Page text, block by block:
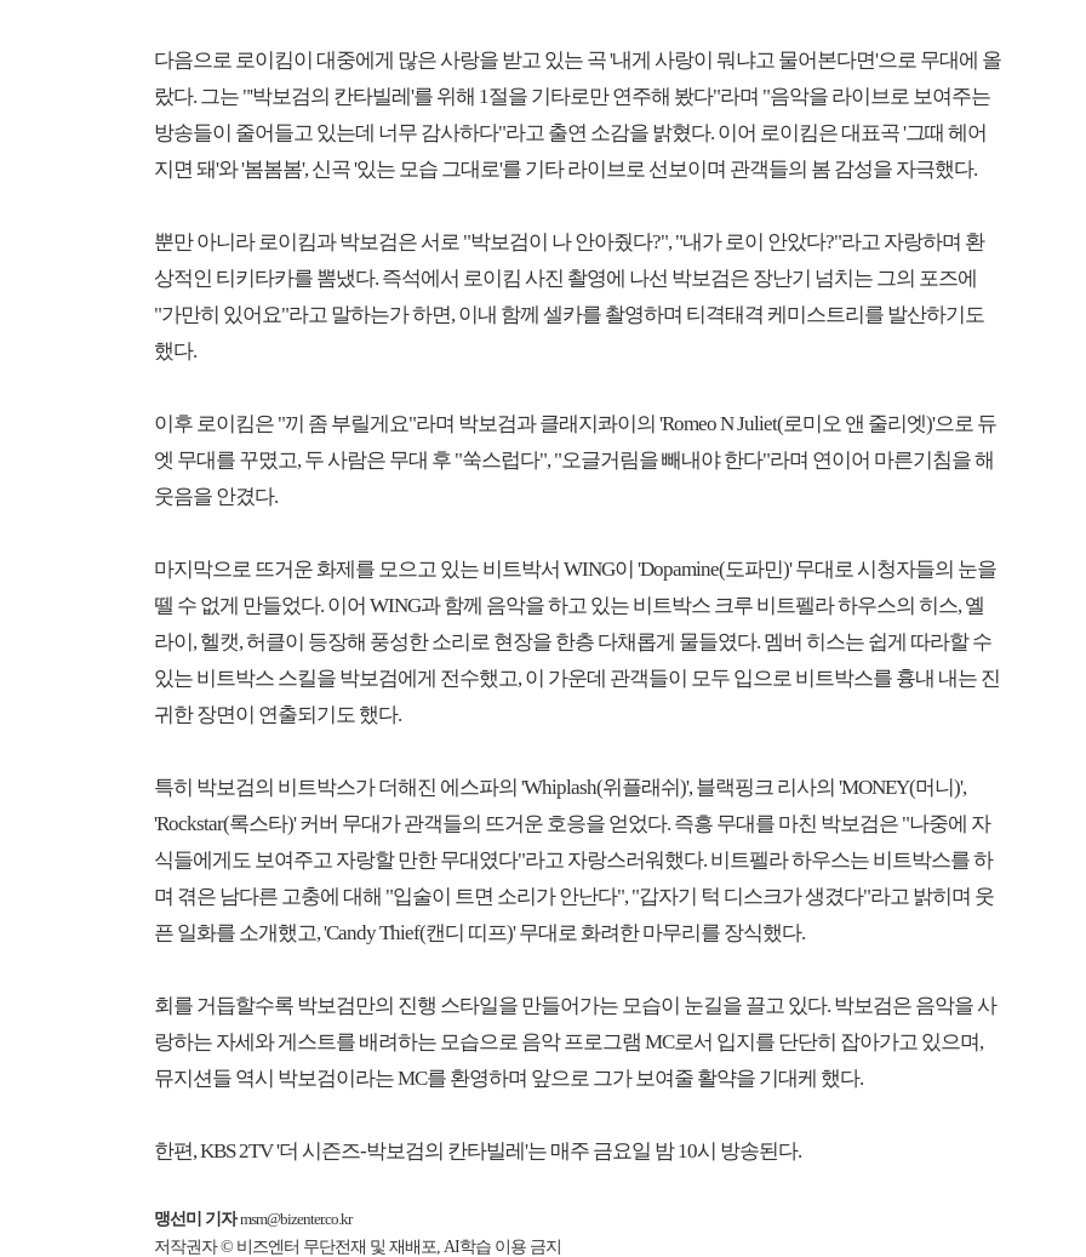
다음으로 로이킴이 대중에게 많은 사랑을 받고 있는 곡 '내게 사랑이 뭐냐고 물어본다면'으로 무대에 올
랐다. 그는 "'박보검의 칸타빌레'를 위해 1절을 기타로만 연주해 봤다"라며 "음악을 라이브로 보여주는
방송들이 줄어들고 있는데 너무 감사하다"라고 출연 소감을 밝혔다. 이어 로이킴은 대표곡 '그때 헤어
지면 돼'와 '봄봄봄', 신곡 '있는 모습 그대로'를 기타 라이브로 선보이며 관객들의 봄 감성을 자극했다.
뿐만 아니라 로이킴과 박보검은 서로 "박보검이 나 안아줬다?", "내가 로이 안았다?"라고 자랑하며 환
상적인 티키타카를 뽐냈다. 즉석에서 로이킴 사진 촬영에 나선 박보검은 장난기 넘치는 그의 포즈에
"가만히 있어요"라고 말하는가 하면, 이내 함께 셀카를 촬영하며 티격태격 케미스트리를 발산하기도
했다.
이후 로이킴은 "끼 좀 부릴게요"라며 박보검과 클래지콰이의 'Romeo N Juliet(로미오 앤 줄리엣)'으로 듀
엣 무대를 꾸몄고, 두 사람은 무대 후 "쑥스럽다", "오글거림을 빼내야 한다"라며 연이어 마른기침을 해
웃음을 안겼다.
마지막으로 뜨거운 화제를 모으고 있는 비트박서 WING이 'Dopamine(도파민)' 무대로 시청자들의 눈을
뗄 수 없게 만들었다. 이어 WING과 함께 음악을 하고 있는 비트박스 크루 비트펠라 하우스의 히스, 옐
라이, 헬캣, 허클이 등장해 풍성한 소리로 현장을 한층 다채롭게 물들였다. 멤버 히스는 쉽게 따라할 수
있는 비트박스 스킬을 박보검에게 전수했고, 이 가운데 관객들이 모두 입으로 비트박스를 흉내 내는 진
귀한 장면이 연출되기도 했다.
특히 박보검의 비트박스가 더해진 에스파의 'Whiplash(위플래쉬)', 블랙핑크 리사의 'MONEY(머니)',
'Rockstar(록스타)' 커버 무대가 관객들의 뜨거운 호응을 얻었다. 즉흥 무대를 마친 박보검은 "나중에 자
식들에게도 보여주고 자랑할 만한 무대였다"라고 자랑스러워했다. 비트펠라 하우스는 비트박스를 하
며 겪은 남다른 고충에 대해 "입술이 트면 소리가 안난다", "갑자기 턱 디스크가 생겼다"라고 밝히며 웃
픈 일화를 소개했고, 'Candy Thief(캔디 띠프)' 무대로 화려한 마무리를 장식했다.
회를 거듭할수록 박보검만의 진행 스타일을 만들어가는 모습이 눈길을 끌고 있다. 박보검은 음악을 사
랑하는 자세와 게스트를 배려하는 모습으로 음악 프로그램 MC로서 입지를 단단히 잡아가고 있으며,
뮤지션들 역시 박보검이라는 MC를 환영하며 앞으로 그가 보여줄 활약을 기대케 했다.
한편, KBS 2TV '더 시즌즈-박보검의 칸타빌레'는 매주 금요일 밤 10시 방송된다.
맹선미 기자 msm@bizenter.co.kr
저작권자 © 비즈엔터 무단전재 및 재배포, AI학습 이용 금지